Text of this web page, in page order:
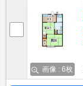
画像 : 6枚